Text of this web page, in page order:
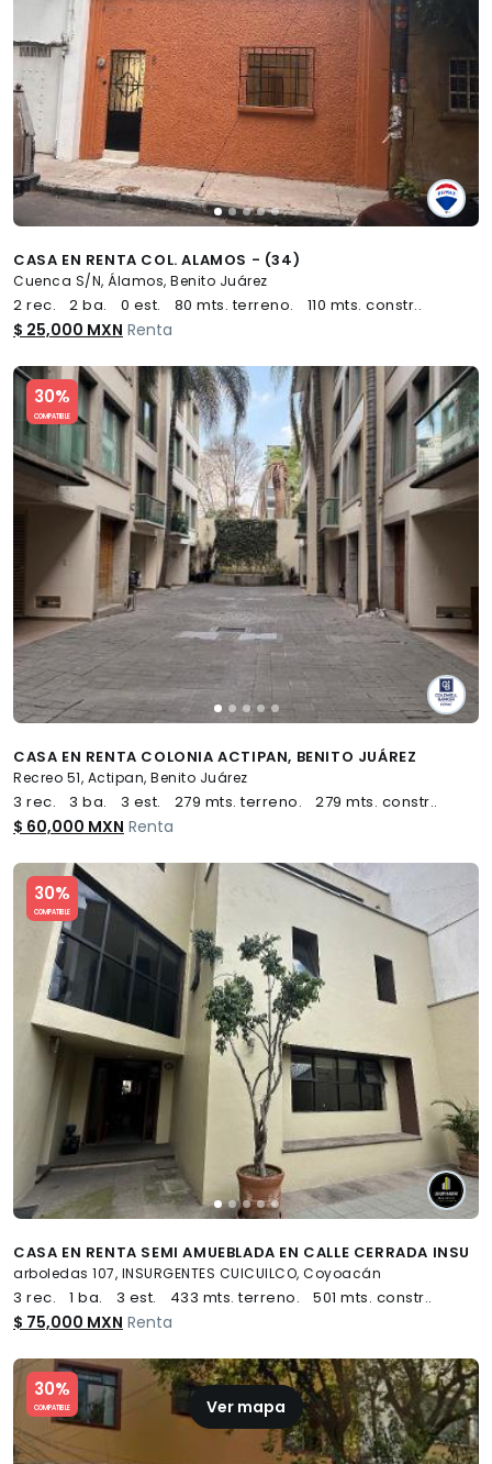
CASA EN RENTA COL. ALAMOS - (34)
Cuenca S/N, Álamos, Benito Juárez
2 rec. 2 ba. 0 est. 80 mts. terreno. 110 mts. constr..
$ 25,000 MXN Renta
30%
COMPATIBLE
Slide 1 of 5
CASA EN RENTA COLONIA ACTIPAN, BENITO JUÁREZ
Recreo 51, Actipan, Benito Juárez
3 rec. 3 ba. 3 est. 279 mts. terreno. 279 mts. constr..
$ 60,000 MXN Renta
30%
COMPATIBLE
Slide 1 of 5
CASA EN RENTA SEMI AMUEBLADA EN CALLE CERRADA INSU
arboledas 107, INSURGENTES CUICUILCO, Coyoacán
3 rec. 1 ba. 3 est. 433 mts. terreno. 501 mts. constr..
$ 75,000 MXN Renta
30%
COMPATIBLE
Slide 1 of 5
Ver mapa